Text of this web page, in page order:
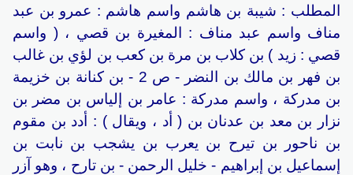
المطلب : شيبة بن هاشم واسم هاشم : عمرو بن عبد
مناف واسم عبد مناف : المغيرة بن قصي ، ( واسم
قصي : زيد ) بن كلاب بن مرة بن كعب بن لؤي بن غالب
بن فهر بن مالك بن النضر - ص 2 - بن كنانة بن خزيمة
بن مدركة ، واسم مدركة : عامر بن إلياس بن مضر بن
نزار بن معد بن عدنان بن ( أد ، ويقال ) : أدد بن مقوم
بن ناحور بن تيرح بن يعرب بن يشجب بن نابت بن
إسماعيل بن إبراهيم - خليل الرحمن - بن تارح ، وهو آزر